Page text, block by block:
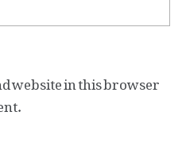
website in this browser